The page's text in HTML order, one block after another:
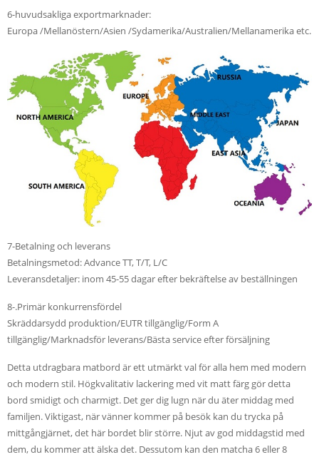
6-huvudsakliga exportmarknader:
Europa /Mellanöstern/Asien /Sydamerika/Australien/Mellanamerika etc.
7-Betalning och leverans
Betalningsmetod: Advance TT, T/T, L/C
Leveransdetaljer: inom 45-55 dagar efter bekräftelse av beställningen
8-.Primär konkurrensfördel
Skräddarsydd produktion/EUTR tillgänglig/Form A
tillgänglig/Marknadsför leverans/Bästa service efter försäljning
Detta utdragbara matbord är ett utmärkt val för alla hem med modern
och modern stil. Högkvalitativ lackering med vit matt färg gör detta
bord smidigt och charmigt. Det ger dig lugn när du äter middag med
familjen. Viktigast, när vänner kommer på besök kan du trycka på
mittgångjärnet, det här bordet blir större. Njut av god middagstid med
dem, du kommer att älska det. Dessutom kan den matcha 6 eller 8